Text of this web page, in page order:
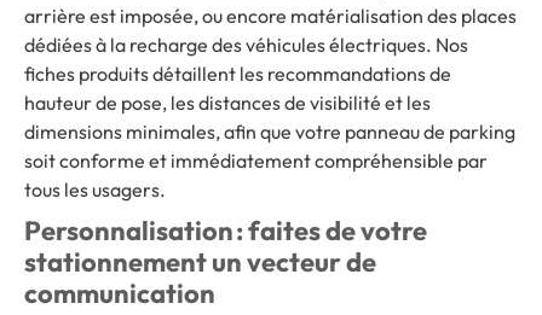
arrière est imposée, ou encore matérialisation des places
dédiées à la recharge des véhicules électriques. Nos
fiches produits détaillent les recommandations de
hauteur de pose, les distances de visibilité et les
dimensions minimales, afin que votre panneau de parking
soit conforme et immédiatement compréhensible par
tous les usagers.
Personnalisation : faites de votre
stationnement un vecteur de
communication